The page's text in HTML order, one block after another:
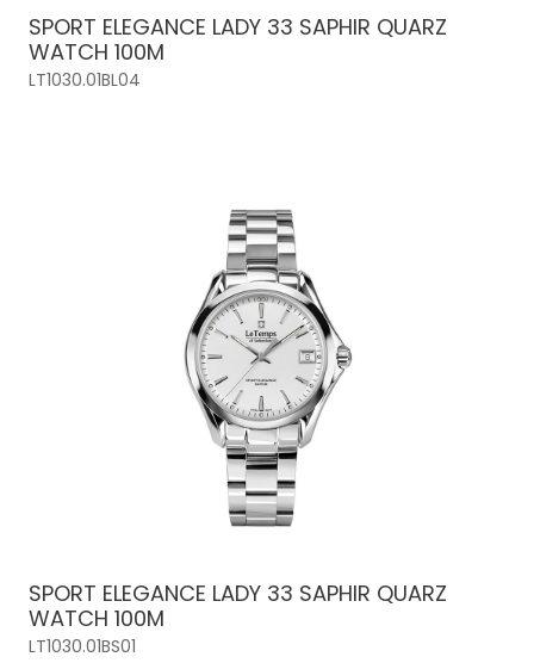
SPORT ELEGANCE LADY 33 SAPHIR QUARZ
WATCH 100M
LT1030.01BL04
SPORT ELEGANCE LADY 33 SAPHIR QUARZ
WATCH 100M
LT1030.01BS01